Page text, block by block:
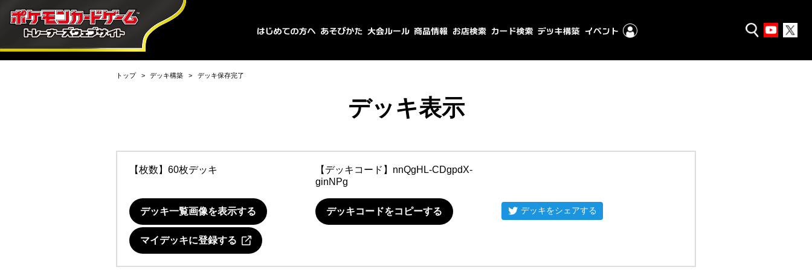
トップ デッキ構築 デッキ保存完了
デッキ表示
【枚数】60枚デッキ 【デッキコード】 nnQgHL-CDgpdX-
ginNPg
デッキ一覧画像を表示する デッキコードをコピーする デッキをシェアする
マイデッキに登録する